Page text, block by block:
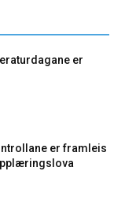
er
er framleis